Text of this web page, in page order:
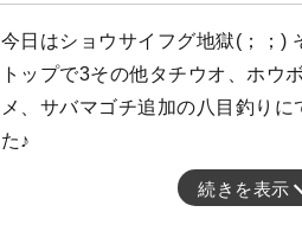
今日はショウサイフグ地獄(；；)
トップで3その他タチウオ、ホウ
メ、サバマゴチ追加の八目釣り
た♪
続きを表示